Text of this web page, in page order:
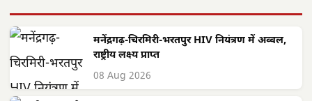
मनेंद्रगढ़-चिरमिरी-भरतपुर HIV नियंत्रण में अव्वल,
राष्ट्रीय लक्ष्य प्राप्त
08 Aug 2026